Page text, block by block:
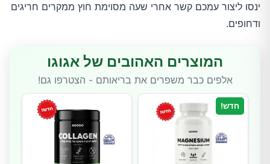
ינסו ליצור עמכם קשר אחרי שעה מסוימת חוץ ממקרים חריגים
ודחופים.
המוצרים האהובים של אגוגו
אלפים כבר משפרים את בריאותם - הצטרפו גם!
חדש!